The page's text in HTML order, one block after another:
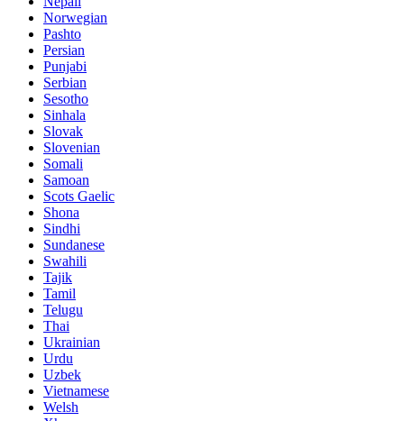
Norwegian
Pashto
Persian
Punjabi
Serbian
Sesotho
Sinhala
Slovak
Slovenian
Somali
Samoan
Scots Gaelic
Shona
Sindhi
Sundanese
Swahili
Tajik
Tamil
Telugu
Thai
Ukrainian
Urdu
Uzbek
Vietnamese
Welsh